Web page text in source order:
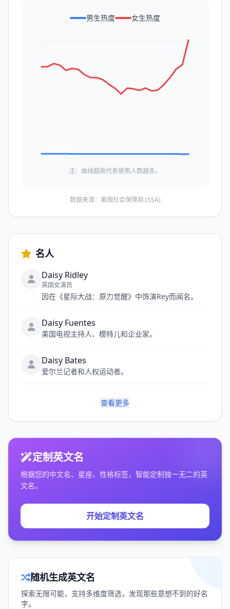
男生热度 女生热度
注：曲线越高代表使用人数越多。
数据来源：美国社会保障局 (SSA)
名人
Daisy Ridley
英国女演员
因在《星际大战：原力觉醒》中饰演Rey而闻名。
Daisy Fuentes
美国电视主持人、模特儿和企业家。
Daisy Bates
爱尔兰记者和人权运动者。
查看更多
定制英文名
根据您的中文名、星座、性格标签，智能定制独一无二的英
文名。
开始定制英文名
随机生成英文名
探索无限可能，支持多维度筛选，发现那些意想不到的好名
字。